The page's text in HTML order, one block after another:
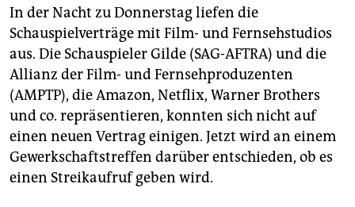
unterstützen
abo
genossenschaft
epaper login
In der Nacht zu Donnerstag liefen die
Schauspielverträge mit Film- und Fernsehstudios
aus. Die Schauspieler Gilde (SAG-AFTRA) und die
Allianz der Film- und Fernsehproduzenten
(AMPTP), die Amazon, Netflix, Warner Brothers
und co. repräsentieren, konnten sich nicht auf
einen neuen Vertrag einigen. Jetzt wird an einem
Gewerkschaftstreffen darüber entschieden, ob es
einen Streikaufruf geben wird.